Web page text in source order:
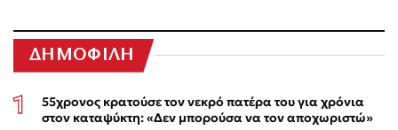
ΔΗΜΟΦΙΛΗ
55χρονος κρατούσε τον νεκρό πατέρα του για χρόνια
στον καταψύκτη: «Δεν μπορούσα να τον αποχωριστώ»